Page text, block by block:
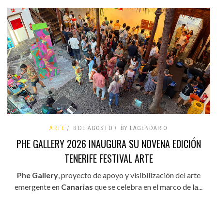
ARTE 8 DE AGOSTO BY LAGENDARIO
PHE GALLERY 2026 INAUGURA SU NOVENA EDICIÓN
TENERIFE FESTIVAL ARTE
Phe Gallery, proyecto de apoyo y visibilización del arte
emergente en Canarias que se celebra en el marco de la...